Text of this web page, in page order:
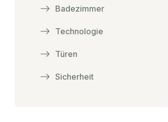
Badezimmer
Technologie
Türen
Sicherheit